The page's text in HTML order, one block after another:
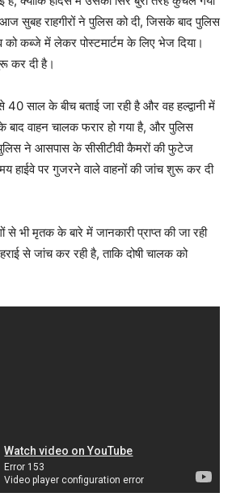
सुबह राहगीरों ने पुलिस को दी, जिसके बाद पुलिस
कब्जे में लेकर पोस्टमार्टम के लिए भेज दिया।
कर दी है।
साल के बीच बताई जा रही है और वह हल्द्वानी में
बाद वाहन चालक फरार हो गया है, और पुलिस
ने आसपास के सीसीटीवी कैमरों की फुटेज
हाईवे पर गुजरने वाले वाहनों की जांच शुरू कर दी
से भी मृतक के बारे में जानकारी प्राप्त की जा रही
से जांच कर रही है, ताकि दोषी चालक को